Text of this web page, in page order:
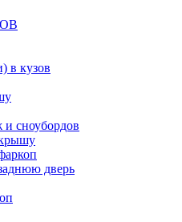
в кузов
сноубордов
дверь